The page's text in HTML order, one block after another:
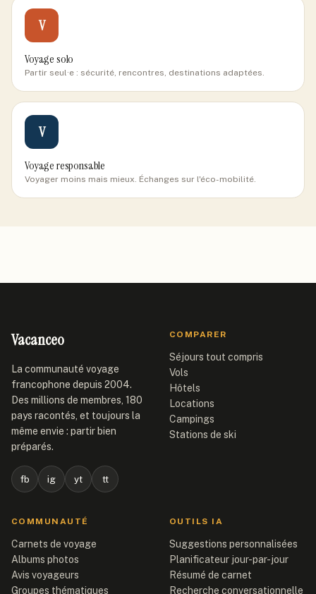
V
Voyage solo
Partir seul·e : sécurité, rencontres, destinations adaptées.
V
Voyage responsable
Voyager moins mais mieux. Échanges sur l'éco-mobilité.
Vacanceo
La communauté voyage
francophone depuis 2004.
Des millions de membres, 180
pays racontés, et toujours la
même envie : partir bien
préparés.
fb ig yt tt
COMPARER
Séjours tout compris
Vols
Hôtels
Locations
Campings
Stations de ski
COMMUNAUTÉ
Carnets de voyage
Albums photos
Avis voyageurs
Groupes thématiques
OUTILS IA
Suggestions personnalisées
Planificateur jour-par-jour
Résumé de carnet
Recherche conversationnelle